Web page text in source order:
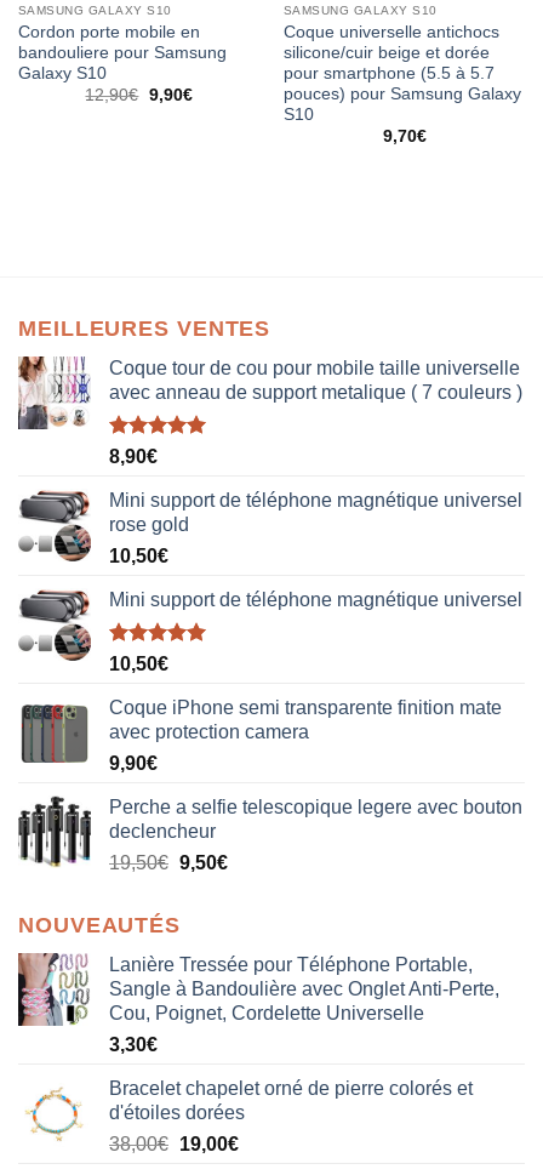
SAMSUNG GALAXY S10
Cordon porte mobile en
bandouliere pour Samsung
Galaxy S10
12,90€ 9,90€
SAMSUNG GALAXY S10
Coque universelle antichocs
silicone/cuir beige et dorée
pour smartphone (5.5 à 5.7
pouces) pour Samsung Galaxy
S10
9,70€
MEILLEURES VENTES
Coque tour de cou pour mobile taille universelle
avec anneau de support metalique ( 7 couleurs )
Note5.00
8,90€
Mini support de téléphone magnétique universel
rose gold
10,50€
Mini support de téléphone magnétique universel
Note5.00
10,50€
Coque iPhone semi transparente finition mate
avec protection camera
9,90€
Perche a selfie telescopique legere avec bouton
declencheur
19,50€ 9,50€
NOUVEAUTÉS
Lanière Tressée pour Téléphone Portable,
Sangle à Bandoulière avec Onglet Anti-Perte,
Cou, Poignet, Cordelette Universelle
3,30€
Bracelet chapelet orné de pierre colorés et
d'étoiles dorées
38,00€ Le
19,00€Le